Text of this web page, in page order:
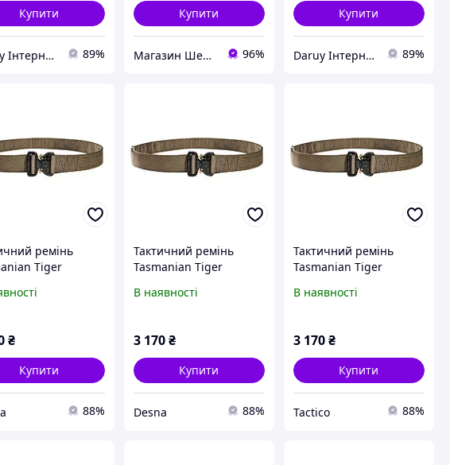
Купити
Daruy Інтернет Магазин "Туристичне спорядження" 89%
Купити
Магазин Шериф 96%
Купити
Daruy Інтернет Магазин "Туристичне спорядження" 89%
ремінь
Tiger
L (105-125 см)
₴
Купити
88%
Тактичний ремінь
Tasmanian Tiger
Brown, XL (115-135 см)
В наявності
3 170 ₴
Купити
Desna 88%
Тактичний ремінь
Tasmanian Tiger
Brown, L (105-125 см)
В наявності
3 170₴
Купити
Tactico 88%